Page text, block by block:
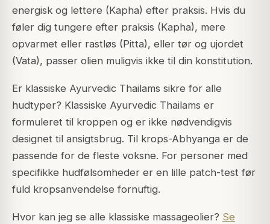
energisk og lettere (Kapha) efter praksis. Hvis du
føler dig tungere efter praksis (Kapha), mere
opvarmet eller rastløs (Pitta), eller tør og ujordet
(Vata), passer olien muligvis ikke til din konstitution.
Er klassiske Ayurvedic Thailams sikre for alle
hudtyper? Klassiske Ayurvedic Thailams er
formuleret til kroppen og er ikke nødvendigvis
designet til ansigtsbrug. Til krops-Abhyanga er de
passende for de fleste voksne. For personer med
specifikke hudfølsomheder er en lille patch-test før
fuld kropsanvendelse fornuftig.
Hvor kan jeg se alle klassiske massageolier? Se